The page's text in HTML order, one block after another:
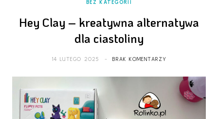
BEZ KATEGORII
Hey Clay – kreatywna alternatywa
dla ciastoliny
14 LUTEGO 2025 BRAK KOMENTARZY